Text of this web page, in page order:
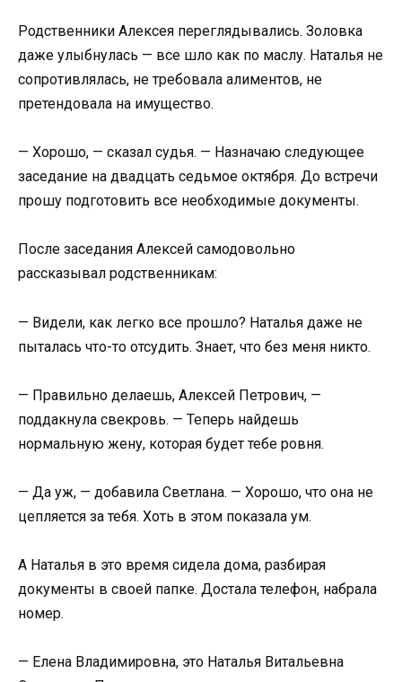
Родственники Алексея переглядывались. Золовка
даже улыбнулась — все шло как по маслу. Наталья не
сопротивлялась, не требовала алиментов, не
претендовала на имущество.
— Хорошо, — сказал судья. — Назначаю следующее
заседание на двадцать седьмое октября. До встречи
прошу подготовить все необходимые документы.
После заседания Алексей самодовольно
рассказывал родственникам:
— Видели, как легко все прошло? Наталья даже не
пыталась что-то отсудить. Знает, что без меня никто.
— Правильно делаешь, Алексей Петрович, —
поддакнула свекровь. — Теперь найдешь
нормальную жену, которая будет тебе ровня.
— Да уж, — добавила Светлана. — Хорошо, что она не
цепляется за тебя. Хоть в этом показала ум.
А Наталья в это время сидела дома, разбирая
документы в своей папке. Достала телефон, набрала
номер.
— Елена Владимировна, это Наталья Витальевна